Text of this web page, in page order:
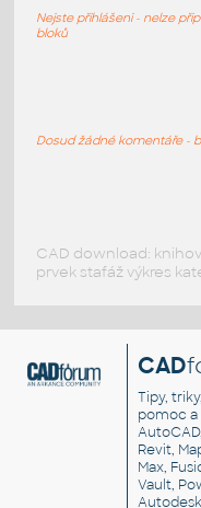
Nejste přihlášeni - nelze
bloků
Dosud žádné komentáře -
CAD download:
prvek stafáž výkres
CAD
Tipy,
pomoc a
Revit,
Max,
Vault,